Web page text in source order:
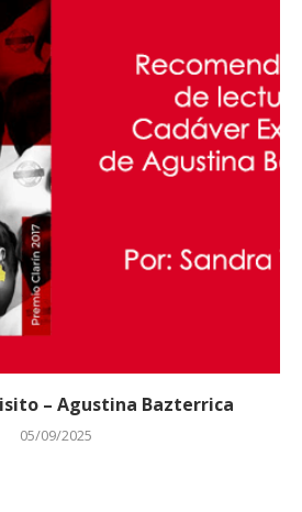
– Agustina Bazterrica
05/09/2025